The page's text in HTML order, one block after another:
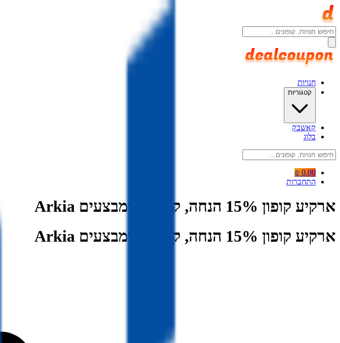
חנויות
קטגוריות
קאשבק
בלוג
0.00 ₪
התחברות
ארקיע קופון 15% הנחה, קופונים ומבצעים Arkia
ארקיע קופון 15% הנחה, קופונים ומבצעים Arkia